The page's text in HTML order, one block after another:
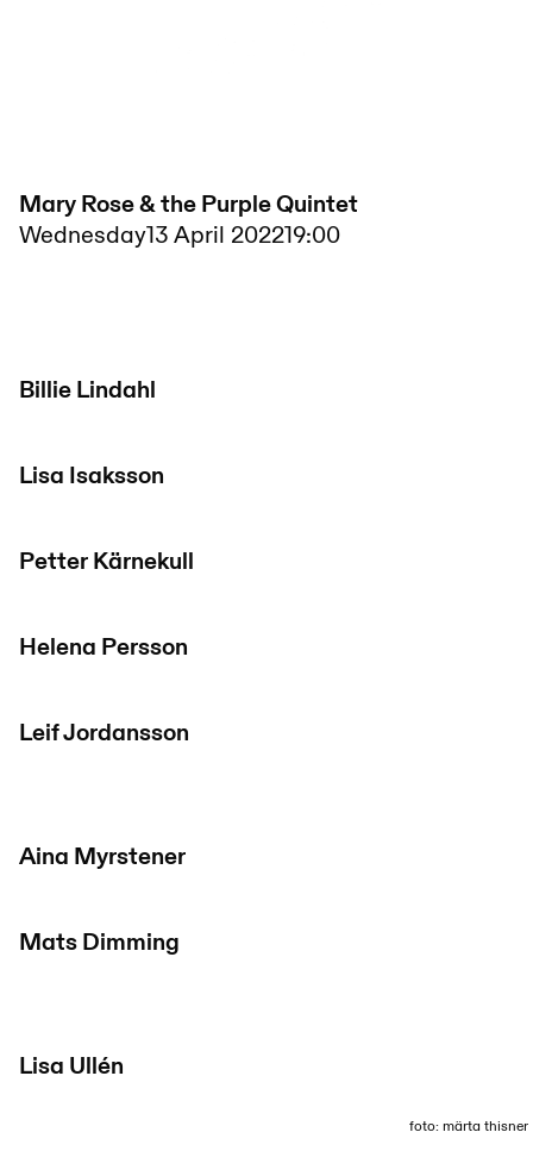
Mary Rose & the Purple Quintet
Wednesday13 April 202219:00
Billie Lindahl
Lisa Isaksson
Petter Kärnekull
Helena Persson
Leif Jordansson
Aina Myrstener
Mats Dimming
Lisa Ullén
foto: märta thisner